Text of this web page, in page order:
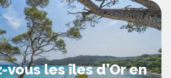
vous les îles d’Or en